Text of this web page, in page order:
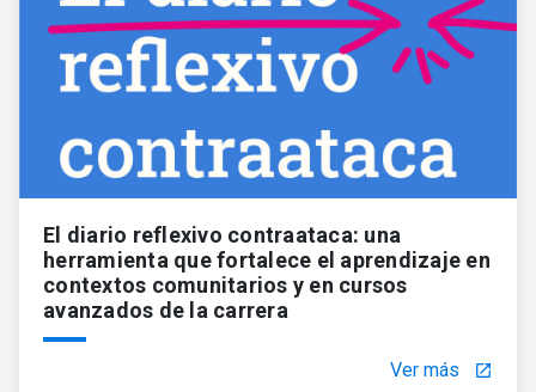
El diario reflexivo contraataca: una
herramienta que fortalece el aprendizaje en
contextos comunitarios y en cursos
avanzados de la carrera
Ver más launch